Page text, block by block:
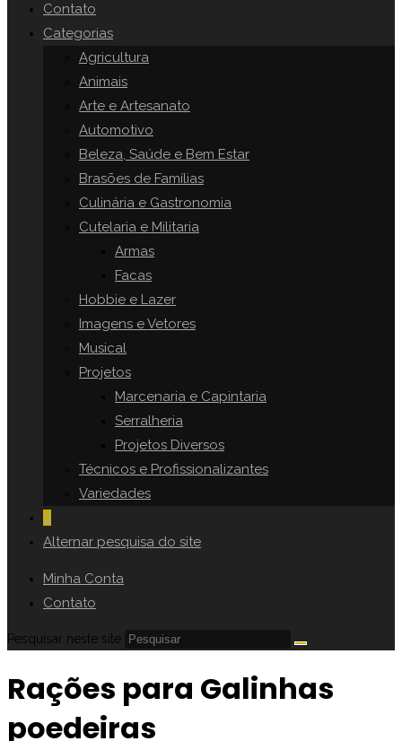
Contato
Categorias
Agricultura
Animais
Arte e Artesanato
Automotivo
Beleza, Saúde e Bem Estar
Brasões de Famílias
Culinária e Gastronomia
Cutelaria e Militaria
Armas
Facas
Hobbie e Lazer
Imagens e Vetores
Musical
Projetos
Marcenaria e Capintaria
Serralheria
Projetos Diversos
Técnicos e Profissionalizantes
Variedades
0
Alternar pesquisa do site
Minha Conta
Contato
Pesquisar neste site
Rações para Galinhas
poedeiras